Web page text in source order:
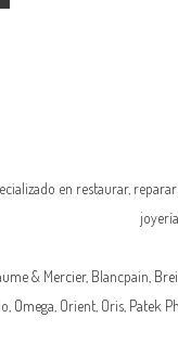
en restaurar,
& Mercier, Blancpain,
Omega , Orient, Oris, Patek